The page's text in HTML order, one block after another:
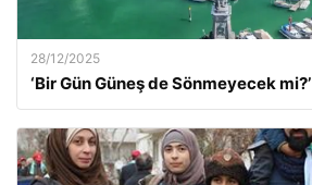
28/12/2025
‘Bir Gün Güneş de Sönmeyecek mi?’